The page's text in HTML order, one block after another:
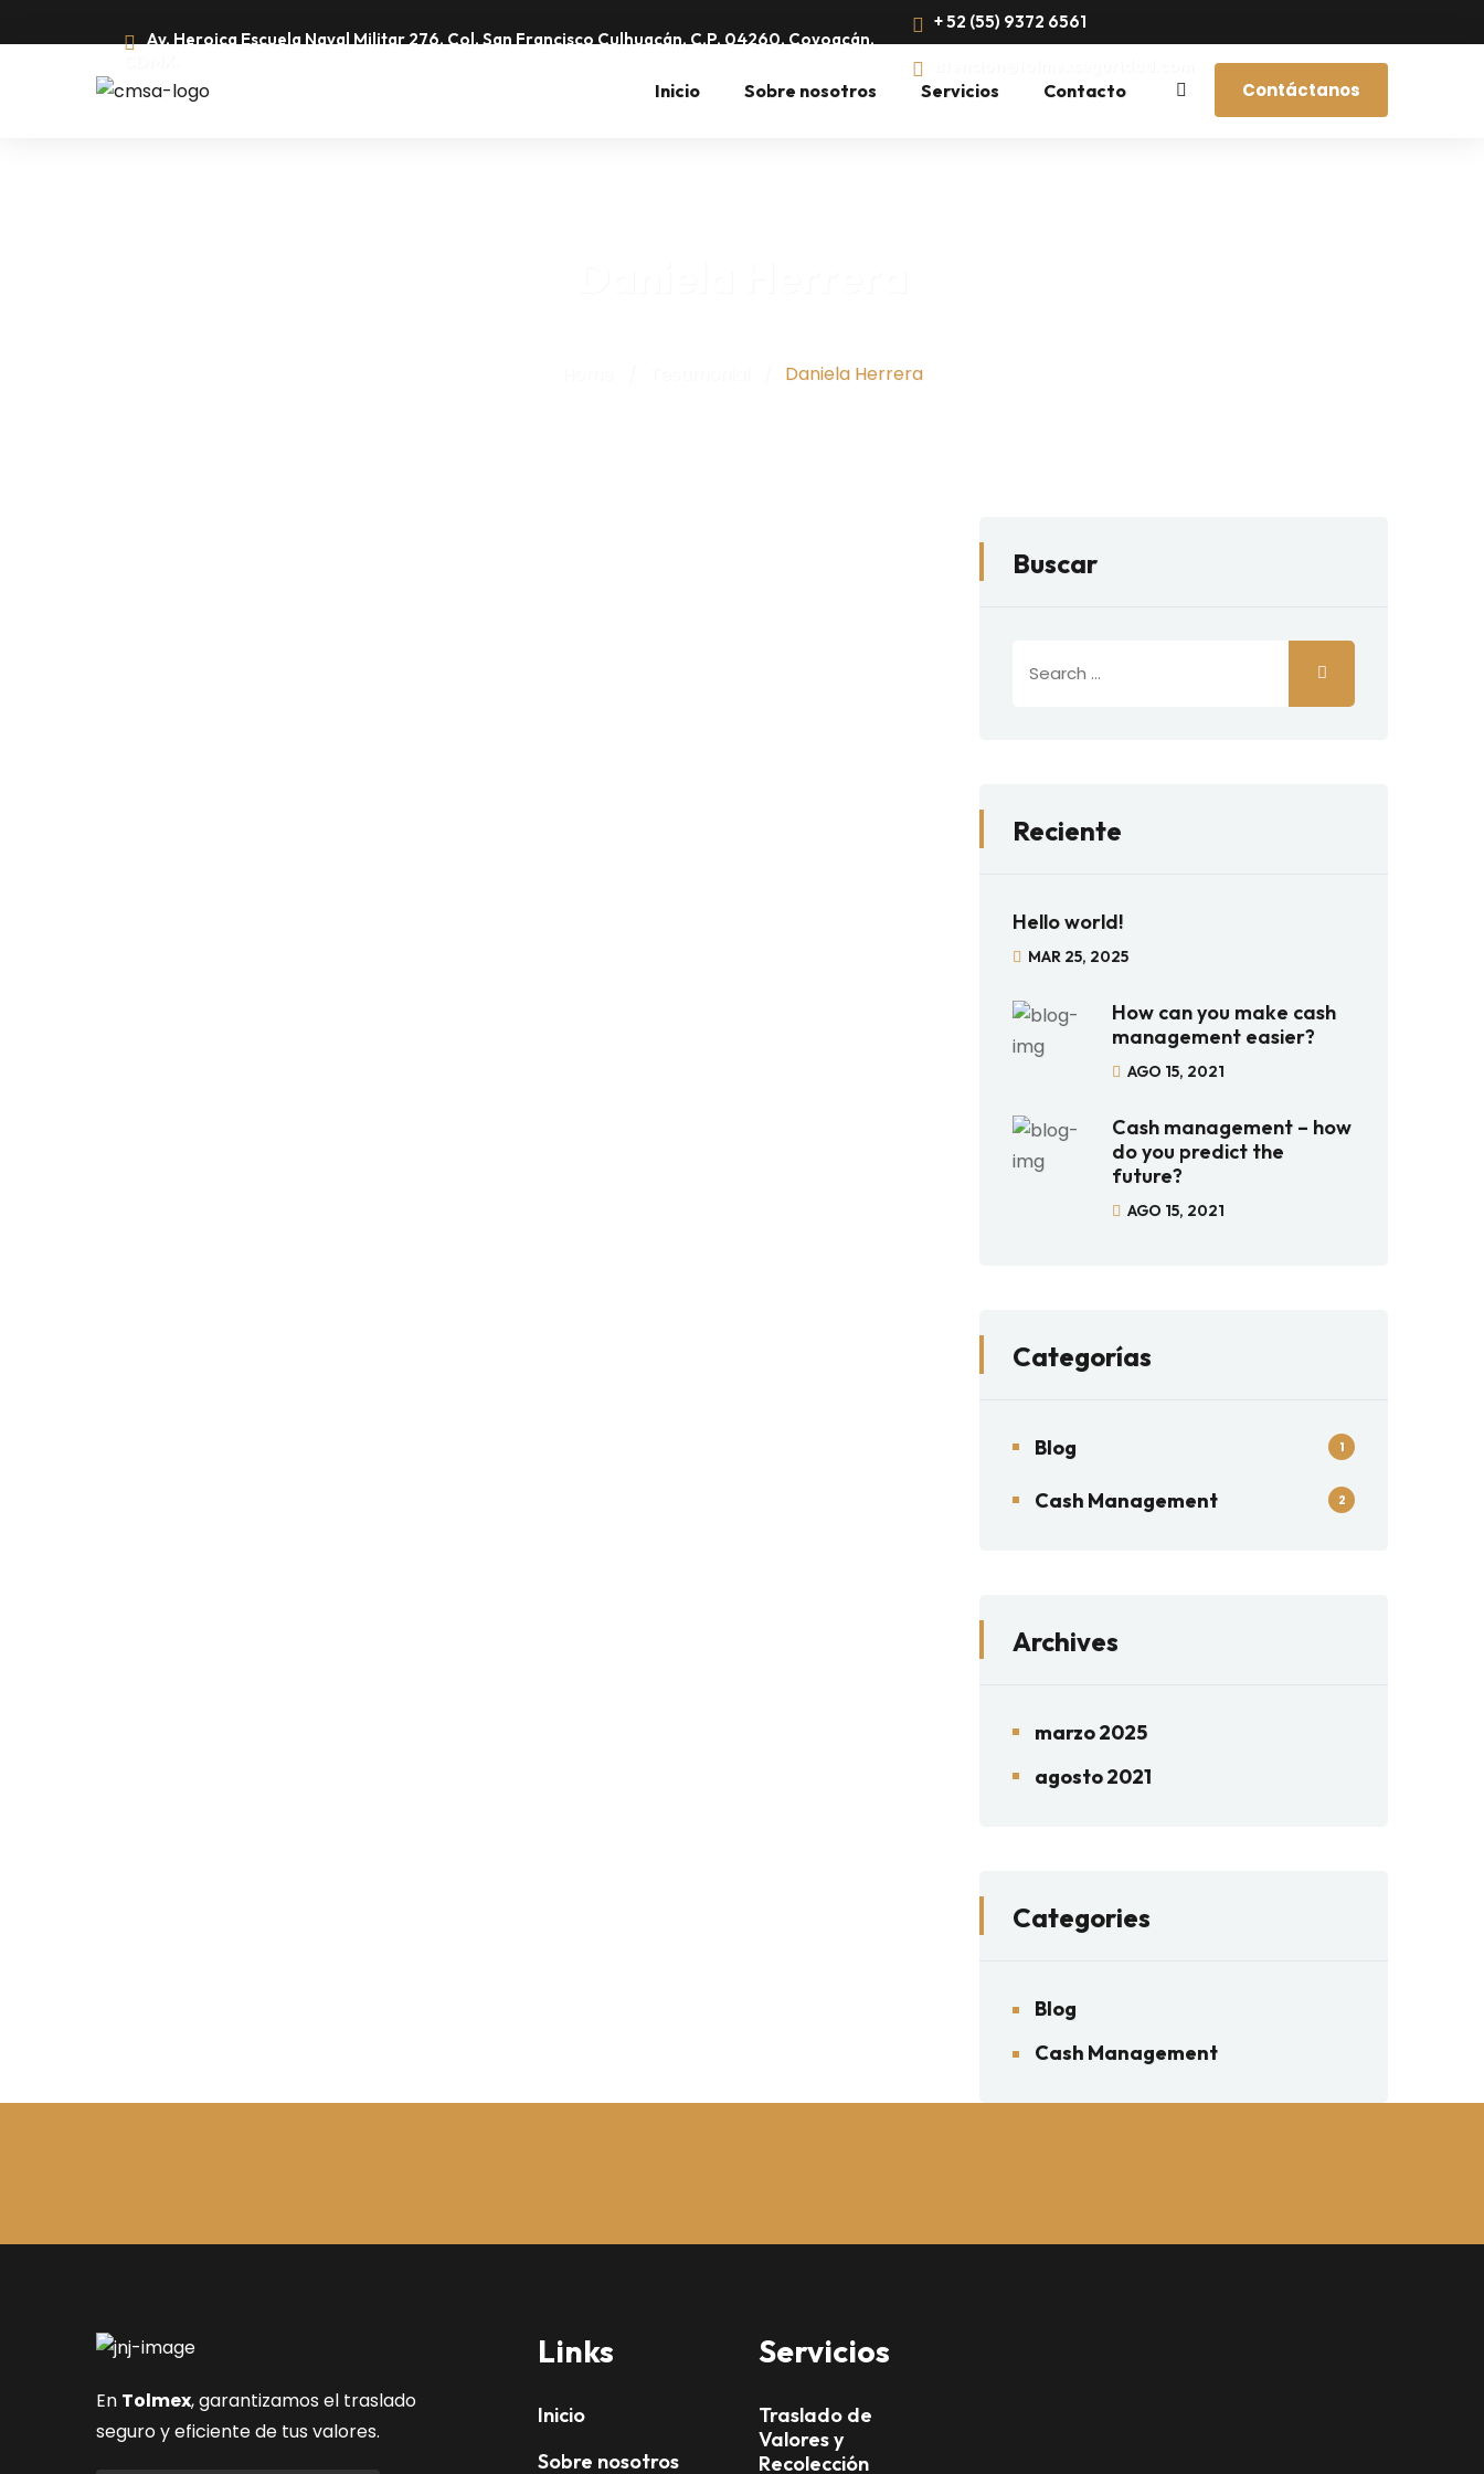
Av. Heroica Escuela Naval Militar 276, Col. San Francisco Culhuacán, C.P. 04260, Coyoacán,
+ 52 (55) 9372 6561
Inicio Sobre nosotros Servicios Contacto Contáctanos
Daniela Herrera
Buscar
Reciente
Hello world!
MAR 25, 2025
How can you make cash
management easier?
AGO 15, 2021
Cash management – how
do you predict the
future?
AGO 15, 2021
Categorías
Blog 1
Cash Management 2
Archives
marzo 2025
agosto 2021
Categories
Blog
Cash Management
En Tolmex, garantizamos el traslado
seguro y eficiente de tus valores.
Links
Inicio
Sobre nosotros
Servicios
Traslado de
Valores y
Recolección